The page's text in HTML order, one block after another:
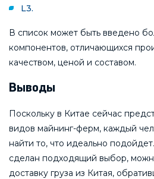
L3.
В список может быть введено
компонентов, отличающихся
качеством, ценой и составом.
Выводы
Поскольку в Китае сейчас
видов майнинг-ферм, каждый
найти то, что идеально
сделан подходящий выбор,
доставку груза из Китая,